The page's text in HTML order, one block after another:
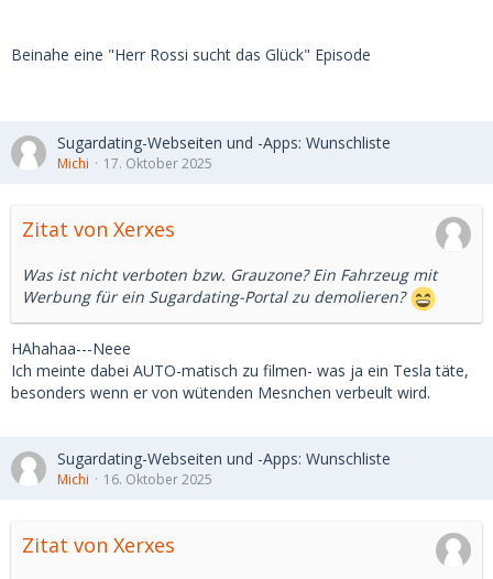
Beinahe eine "Herr Rossi sucht das Glück" Episode
Sugardating-Webseiten und -Apps: Wunschliste
Michi 17. Oktober 2025
Zitat von Xerxes
Was ist nicht verboten bzw. Grauzone? Ein Fahrzeug mit
Werbung für ein Sugardating-Portal zu demolieren?
HAhahaa---Neee
Ich meinte dabei AUTO-matisch zu filmen- was ja ein Tesla täte,
besonders wenn er von wütenden Mesnchen verbeult wird.
Sugardating-Webseiten und -Apps: Wunschliste
Michi 16. Oktober 2025
Zitat von Xerxes